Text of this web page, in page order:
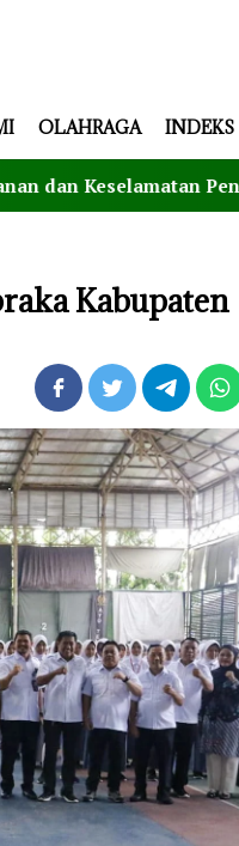
OLAHRAGA INDEKS
Penyeberangan,
Kabupaten